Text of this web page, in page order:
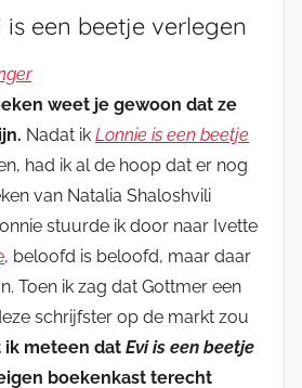
is een beetje verlegen
weet je gewoon dat ze
Nadat ik Lonnie is een beetje
had ik al de hoop dat er nog
van Natalia Shaloshvili
stuurde ik door naar Ivette
, beloofd is beloofd, maar daar
Toen ik zag dat Gottmer een
schrijfster op de markt zou
ik meteen dat Evi is een beetje
boekenkast terecht